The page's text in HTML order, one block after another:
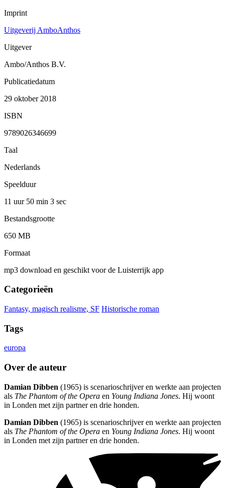
Imprint
Uitgeverij AmboAnthos
Uitgever
Ambo/Anthos B.V.
Publicatiedatum
29 oktober 2018
ISBN
9789026346699
Taal
Nederlands
Speelduur
11 uur 50 min 3 sec
Bestandsgrootte
650 MB
Formaat
mp3 download en geschikt voor de Luisterrijk app
Categorieën
Fantasy, magisch realisme, SF Historische roman
Tags
europa
Over de auteur
Damian Dibben (1965) is scenarioschrijver en werkte aan projecten
als The Phantom of the Opera en Young Indiana Jones. Hij woont
in Londen met zijn partner en drie honden.
Damian Dibben (1965) is scenarioschrijver en werkte aan projecten
als The Phantom of the Opera en Young Indiana Jones. Hij woont
in Londen met zijn partner en drie honden.